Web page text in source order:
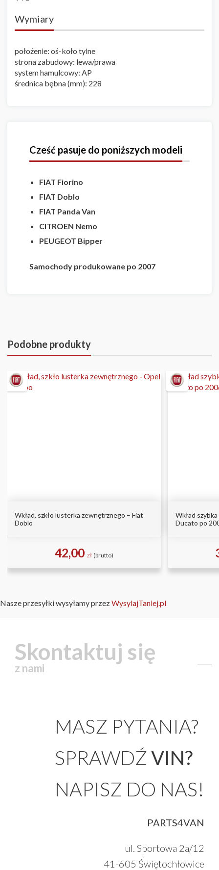
Wymiary
położenie: oś-koło tylne
strona zabudowy: lewa/prawa
system hamulcowy: AP
średnica bębna (mm): 228
Cześć pasuje do poniższych modeli
FIAT Fiorino
FIAT Doblo
FIAT Panda Van
CITROEN Nemo
PEUGEOT Bipper
Samochody produkowane po 2007
Podobne produkty
Wkład, szkło lusterka zewnętrznego – Fiat
Doblo
42,00 zł (brutto)
Wkład
Ducato po
Nasze przesyłki wysyłamy przezWysylajTaniej.pl
Skontaktuj się
z nami
MASZ PYTANIA?
SPRAWDŹVIN?
NAPISZ DO NAS!
PARTS4VAN
ul. Sportowa 2a/12
41-605 Świętochłowice